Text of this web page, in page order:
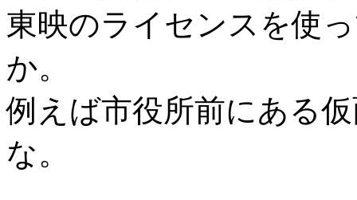
東映のライセンスを使
か。
例えば市役所前にある
な。